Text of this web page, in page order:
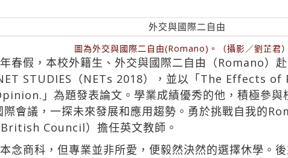
圖為外交與國際二自由(Romano)。（攝影／劉芷君）
年春假，本校外籍生、外交與國際二自由（Romano
STUDIES（NETs 2018），並以「The Effects
」為題發表論文。學業成績優秀的他，積極參與
會議，一探未來發展和應用趨勢。勇於挑戰自我的
Council）擔任英文教師。
念商科，但專業並非所愛，便毅然決然的選擇休學。